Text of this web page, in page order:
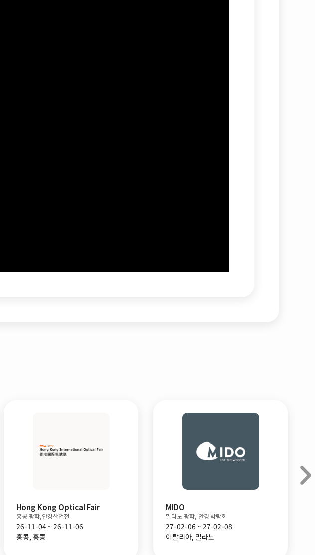
Hong Kong Optical Fair
홍콩 광학,안경산업전
26-11-04 ~ 26-11-06
홍콩, 홍콩
MIDO
밀라노 광학, 안경 박람회
27-02-06 ~ 27-02-08
이탈리아, 밀라노